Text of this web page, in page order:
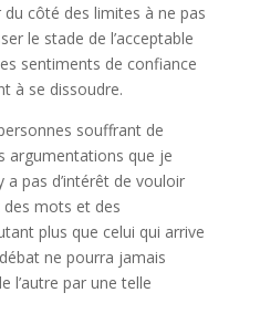
côté des limites à ne pas
le stade de l’acceptable
sentiments de confiance
à se dissoudre.
souffrant de
argumentations que je
a pas d’intérêt de vouloir
des mots et des
plus que celui qui arrive
ne pourra jamais
l’autre par une telle